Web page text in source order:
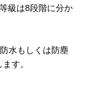
級は8段階に分か
水もしくは防塵
す。